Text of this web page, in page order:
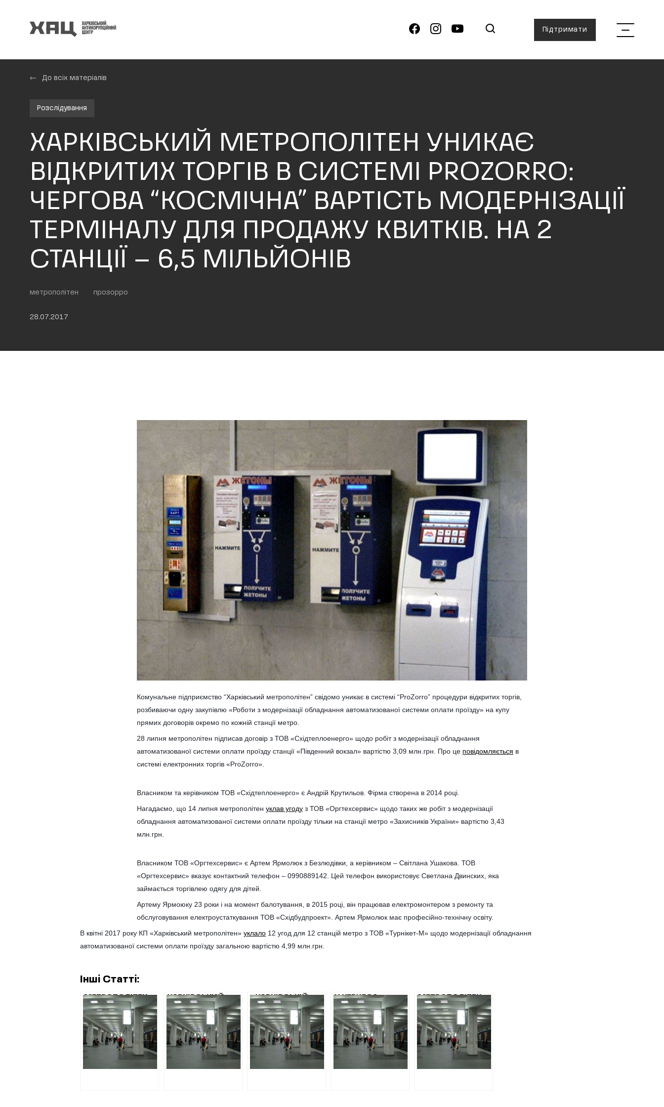
Підтримати
До всіх матеріалів
Розслідування
ХАРКІВСЬКИЙ МЕТРОПОЛІТЕН УНИКАЄ
ВІДКРИТИХ ТОРГІВ В СИСТЕМІ PROZORRO:
ЧЕРГОВА “КОСМІЧНА” ВАРТІСТЬ МОДЕРНІЗАЦІЇ
ТЕРМІНАЛУ ДЛЯ ПРОДАЖУ КВИТКІВ. НА 2
СТАНЦІЇ – 6,5 МІЛЬЙОНІВ
метрополітен прозорро
28.07.2017
Комунальне підприємство “Харківський метрополітен” свідомо уникає в системі “ProZorro” процедури відкритих торгів,
розбиваючи одну закупівлю «Роботи з модернізації обладнання автоматизованої системи оплати проїзду» на купу
прямих договорів окремо по кожній станції метро.
28 липня метрополітен підписав договір з ТОВ «Східтеплоенерго» щодо робіт з модернізації обладнання
автоматизованої системи оплати проїзду станції «Південний вокзал» вартістю 3,09 млн.грн. Про це повідомляється в
системі електронних торгів «ProZorro».
Власником та керівником ТОВ «Східтеплоенерго» є Андрій Крутильов. Фірма створена в 2014 році.
Нагадаємо, що 14 липня метрополітен уклав угоду з ТОВ «Оргтехсервис» щодо таких же робіт з модернізації
обладнання автоматизованої системи оплати проїзду тільки на станції метро «Захисників України» вартістю 3,43
млн.грн.
Власником ТОВ «Оргтехсервис» є Артем Ярмолюк з Безлюдівки, а керівником – Світлана Ушакова. ТОВ
«Оргтехсервис» вказує контактний телефон – 0990889142. Цей телефон використовує Светлана Двинских, яка
займається торгівлею одягу для дітей.
Артему Ярмоюку 23 роки і на момент балотування, в 2015 році, він працював електромонтером з ремонту та
обслуговування електроустаткування ТОВ «Східбудпроект». Артем Ярмолюк має професійно-технічну освіту.
В квітні 2017 року КП «Харківський метрополітен» уклало 12 угод для 12 станцій метро з ТОВ «Турнікет-М» щодо модернізації обладнання
автоматизованої системи оплати проїзду загальною вартістю 4,99 млн.грн.
Інші Статті:
МЕТРОПОЛІТЕН
ЗАПЛАТИТЬ
НОВІЙ ФІРМІ 12
МІЛЬЙОНІВ ЗА
ОБСЛУГОВУВАННЯ
СИСТЕМИ
ОПЛАТИ
ХАРКІВСЬКИЙ
МЕТРОПОЛІТЕН
ПЕРЕПЛАТИВ В 2-
3 РАЗИ НА
ЗАКУПІВЛІ
РУКАВИЦЬ
«ХАРКІВСЬКІЙ
МЕТРОПОЛІТЕН»
БЕЗ ПРОВЕДЕННЯ
АУКЦІОНУ
ВІДДАСТЬ 5
МІЛЬЙОНІВ
НЕВІДОМІЙ
ФІРМІ НА
У КЕРНЕСА
ПЕРЕПЛАТЯТЬ
ПОНАД 2,5
МІЛЬЙОНИ
ГРИВЕНЬ ЗА
РЕЙКИ ДЛЯ
МЕТРОПОЛІТЕНУ
МЕТРОПОЛІТЕН
ПОГРАБУВАВ
ХАРКІВ’ЯН НА 5,5
МІЛЬЙОНА
ГРИВЕНЬ,
ЗАКУПИВШИ
РЕЙКИ НА 60%
ДОРОЖЧЕ, НІЖ